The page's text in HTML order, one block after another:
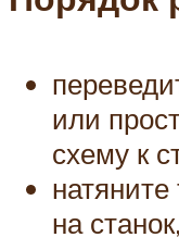
или
схему к
на